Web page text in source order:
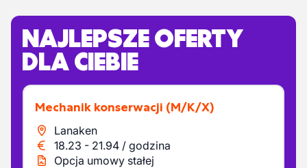
NAJLEPSZE OFERTY
DLA CIEBIE
Mechanik konserwacji (M/K/X)
Lanaken
18.23 - 21.94 / godzina
Opcja umowy stałej